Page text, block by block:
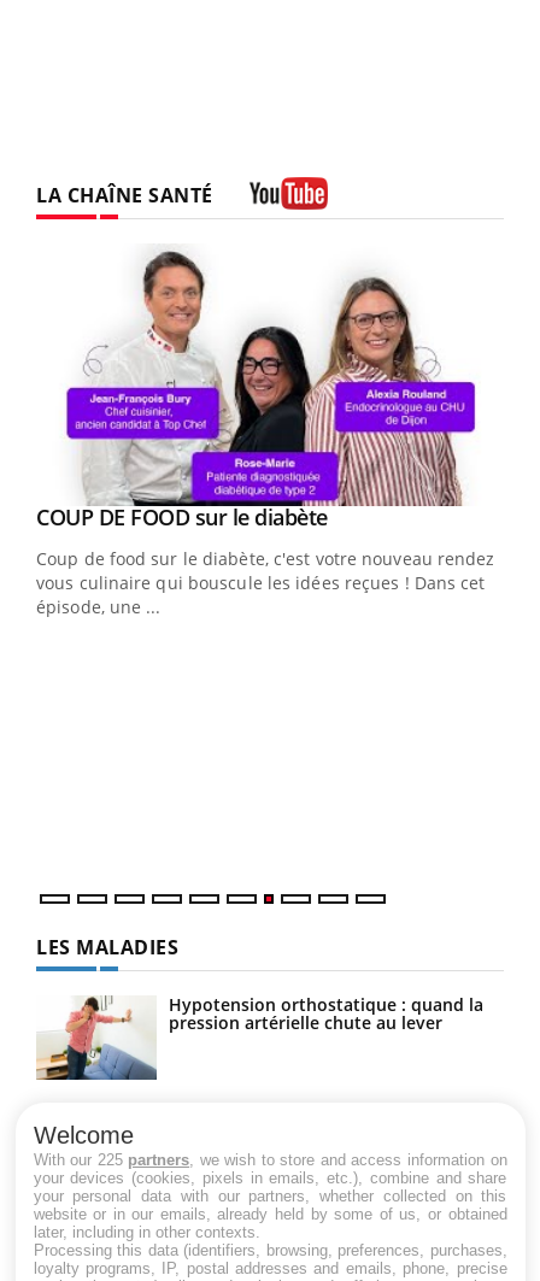
LA CHAÎNE SANTÉ
Youtube
COUP DE FOOD sur le diabèteYoutube
Coup de food sur le diabète, c'est votre nouveau rendez-
vous culinaire qui bouscule les idées reçues ! Dans cet
épisode, une ...
LES MALADIES
Hypotension orthostatique : quand la
pression artérielle chute au lever
Maladie de Charcot (Sclérose latérale
amyotrophique)
Welcome
With our 225 partners , we wish to store and access information on
your devices (cookies, pixels in emails, etc.), combine and share
your personal data with our partners, whether collected on this
website or in our emails, already held by some of us, or obtained
later, including in other contexts.
Processing this data (identifiers, browsing, preferences, purchases,
loyalty programs, IP, postal addresses and emails, phone, precise